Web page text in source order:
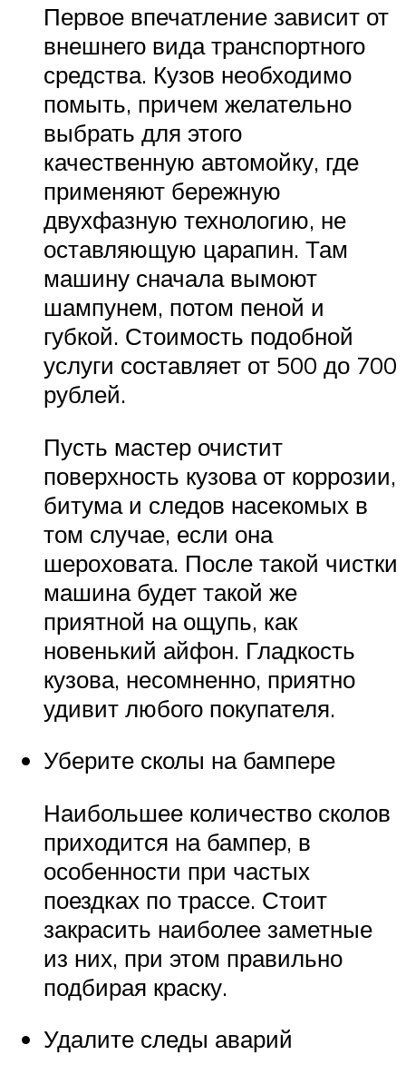
Первое впечатление зависит от
внешнего вида транспортного
средства. Кузов необходимо
помыть, причем желательно
выбрать для этого
качественную автомойку, где
применяют бережную
двухфазную технологию, не
оставляющую царапин. Там
машину сначала вымоют
шампунем, потом пеной и
губкой. Стоимость подобной
услуги составляет от 500 до 700
рублей.
Пусть мастер очистит
поверхность кузова от коррозии,
битума и следов насекомых в
том случае, если она
шероховата. После такой чистки
машина будет такой же
приятной на ощупь, как
новенький айфон. Гладкость
кузова, несомненно, приятно
удивит любого покупателя.
Уберите сколы на бампере
Наибольшее количество сколов
приходится на бампер, в
особенности при частых
поездках по трассе. Стоит
закрасить наиболее заметные
из них, при этом правильно
подбирая краску.
Удалите следы аварий